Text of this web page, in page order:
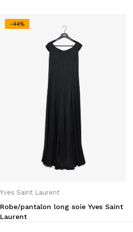
-44%
Yves Saint Laurent
Robe/pantalon long soie Yves Saint
Laurent